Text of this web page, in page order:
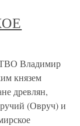
Владимир
князем
древлян,
(Овруч) и